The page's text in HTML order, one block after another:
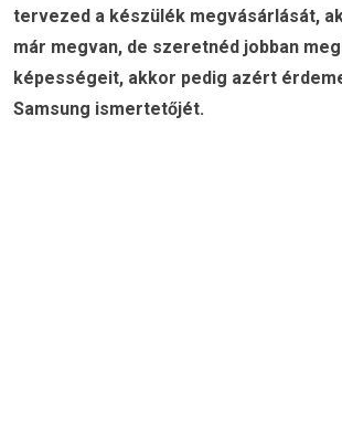
tervezed a készülék megvásárlását,
már megvan, de szeretnéd jobban
képességeit, akkor pedig azért
Samsung ismertetőjét.